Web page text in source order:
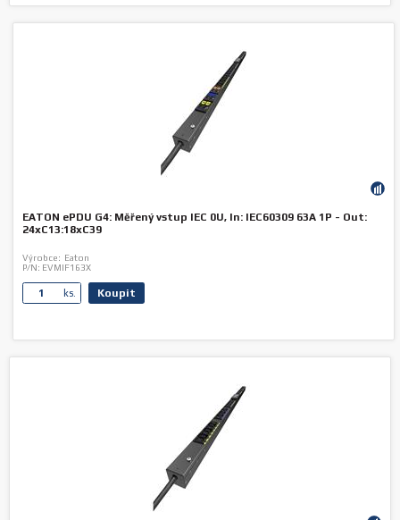
EATON ePDU G4: Měřený vstup IEC 0U, In: IEC60309 63A 1P - Out:
24xC13:18xC39
Výrobce: Eaton
P/N: EVMIF163X
ks. Koupit